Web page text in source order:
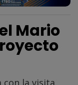
Mario
con la visita